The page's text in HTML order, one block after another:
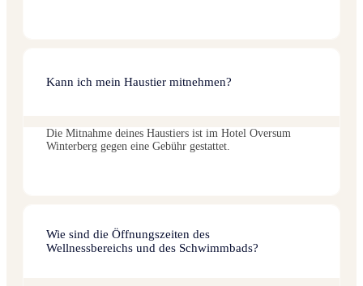
Kann ich mein Haustier mitnehmen?
Die Mitnahme deines Haustiers ist im Hotel Oversum
Winterberg gegen eine Gebühr gestattet.
Wie sind die Öffnungszeiten des
Wellnessbereichs und des Schwimmbads?